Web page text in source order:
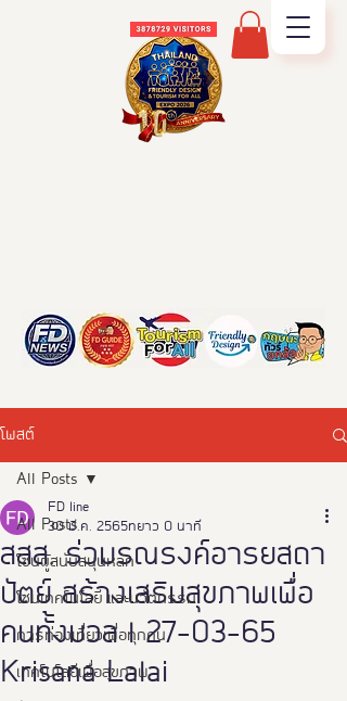
โพสต์
All Posts
โซนผู้สนับสนุนหลัก
โซนเทคโนโลยี และนวัตกรรม
การท่องเที่ยวเพื่อทุกคน
เทคโนโลยีเพื่อสุขภาพ
All Posts
สสส. ร่วมรณรงค์อารยสถา
ปัตย์ สร้างเสริมสุขภาพเพื่อ
คนทั้งมวล l 27-03-65
Krisana Lalai
FD line
30 มี.ค. 2565
ยาว 0 นาที